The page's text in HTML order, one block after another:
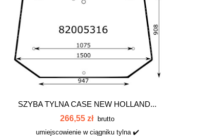
SZYBA TYLNA CASE NEW HOLLAND...
266,55 zł
brutto
umiejscowienie w ciągniku tylna ✔️